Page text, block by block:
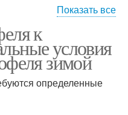
Семенной картофель
Показать все
к
условия
зимой
определенные